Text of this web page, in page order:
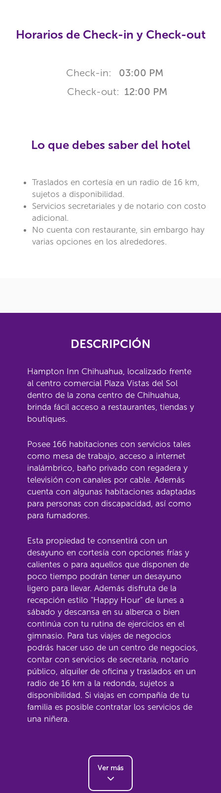
Horarios de Check-in y Check-out
Check-in: 03:00 PM
Check-out: 12:00 PM
Lo que debes saber del hotel
Traslados en cortesía en un radio de 16 km,
sujetos a disponibilidad.
Servicios secretariales y de notario con costo
adicional.
No cuenta con restaurante, sin embargo hay
varias opciones en los alrededores.
DESCRIPCIÓN
Hampton Inn Chihuahua, localizado frente
al centro comercial Plaza Vistas del Sol
dentro de la zona centro de Chihuahua,
brinda fácil acceso a restaurantes, tiendas y
boutiques.
Posee 166 habitaciones con servicios tales
como mesa de trabajo, acceso a internet
inalámbrico, baño privado con regadera y
televisión con canales por cable. Además
cuenta con algunas habitaciones adaptadas
para personas con discapacidad, así como
para fumadores.
Esta propiedad te consentirá con un
desayuno en cortesía con opciones frías y
calientes o para aquellos que disponen de
poco tiempo podrán tener un desayuno
ligero para llevar. Además disfruta de la
recepción estilo "Happy Hour" de lunes a
sábado y descansa en su alberca o bien
continúa con tu rutina de ejercicios en el
gimnasio. Para tus viajes de negocios
podrás hacer uso de un centro de negocios,
contar con servicios de secretaria, notario
público, alquiler de oficina y traslados en un
radio de 16 km a la redonda, sujetos a
disponibilidad. Si viajas en compañía de tu
familia es posible contratar los servicios de
una niñera.
Ver más